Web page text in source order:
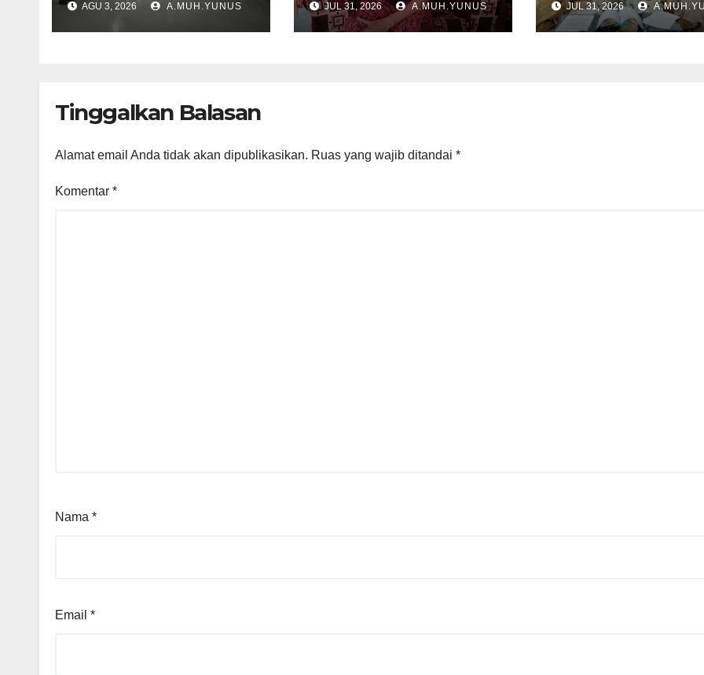
Sulsel
AGU 3, 2026 A.MUH.YUNUS
Terakhir
JUL 31, 2026 A.MUH.YUNUS
Pembelajaran
JUL 31, 2026
Tinggalkan Balasan
Alamat email Anda tidak akan dipublikasikan. Ruas yang wajib ditandai *
Komentar *
Nama *
Email *